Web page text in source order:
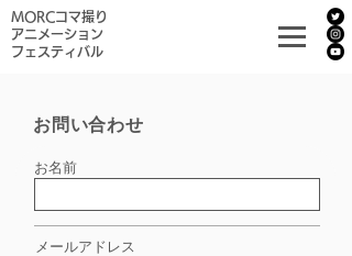
MORCコマ撮り
アニメーション
フェスティバル
​お問い合わせ
お名前
メールアドレス